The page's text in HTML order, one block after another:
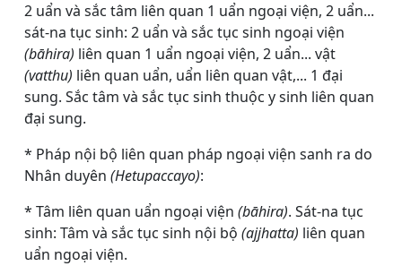
2 uẩn và sắc tâm liên quan 1 uẩn ngoại viện, 2 uẩn...
sát-na tục sinh: 2 uẩn và sắc tục sinh ngoại viện
(bāhira) liên quan 1 uẩn ngoại viện, 2 uẩn... vật
(vatthu) liên quan uẩn, uẩn liên quan vật,... 1 đại
sung. Sắc tâm và sắc tục sinh thuộc y sinh liên quan
đại sung.
* Pháp nội bộ liên quan pháp ngoại viện sanh ra do
Nhân duyên (Hetupaccayo):
* Tâm liên quan uẩn ngoại viện (bāhira). Sát-na tục
sinh: Tâm và sắc tục sinh nội bộ (ajjhatta) liên quan
uẩn ngoại viện.